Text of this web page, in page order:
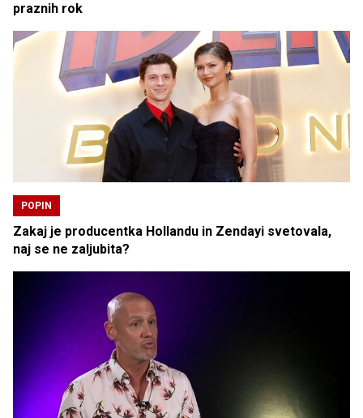
praznih rok
POPIN
Zakaj je producentka Hollandu in Zendayi svetovala,
naj se ne zaljubita?